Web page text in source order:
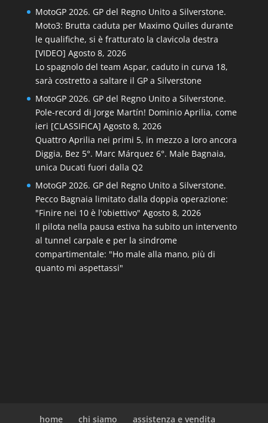
MotoGP 2026. GP del Regno Unito a Silverstone.
Moto3: Brutta caduta per Maximo Quiles durante
le qualifiche, si è fratturato la clavicola destra
[VIDEO] Agosto 8, 2026
Lo spagnolo del team Aspar, caduto in curva 18,
sarà costretto a saltare il GP a Silverstone
MotoGP 2026. GP del Regno Unito a Silverstone.
Pole-record di Jorge Martín! Dominio Aprilia, come
ieri [CLASSIFICA] Agosto 8, 2026
Quattro Aprilia nei primi 5, in mezzo a loro ancora
Diggia, Bez 5°. Marc Márquez 6°. Male Bagnaia,
unica Ducati fuori dalla Q2
MotoGP 2026. GP del Regno Unito a Silverstone.
Pecco Bagnaia limitato dalla doppia operazione:
"Finire nei 10 è l'obiettivo" Agosto 8, 2026
Il pilota nella pausa estiva ha subito un intervento
al tunnel carpale e per la sindrome
compartimentale: "Ho male alla mano, più di
quanto mi aspettassi"
home chi siamo assistenza e vendita